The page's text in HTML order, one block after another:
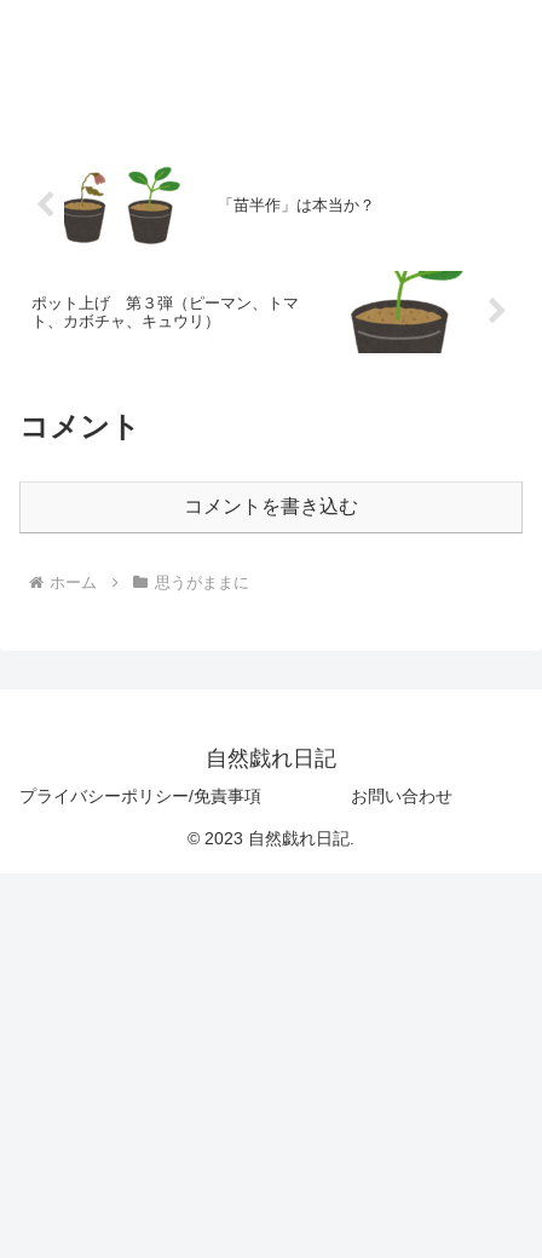
「苗半作」は本当か？
ポット上げ 第３弾（ピーマン、トマ
ト、カボチャ、キュウリ）
コメント
コメントを書き込む
ホーム 思うがままに
自然戯れ日記
プライバシーポリシー/免責事項 お問い合わせ
© 2023 自然戯れ日記.